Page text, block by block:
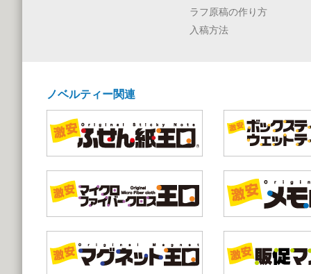
ラフ原稿の作り方
入稿方法
ノベルティー関連